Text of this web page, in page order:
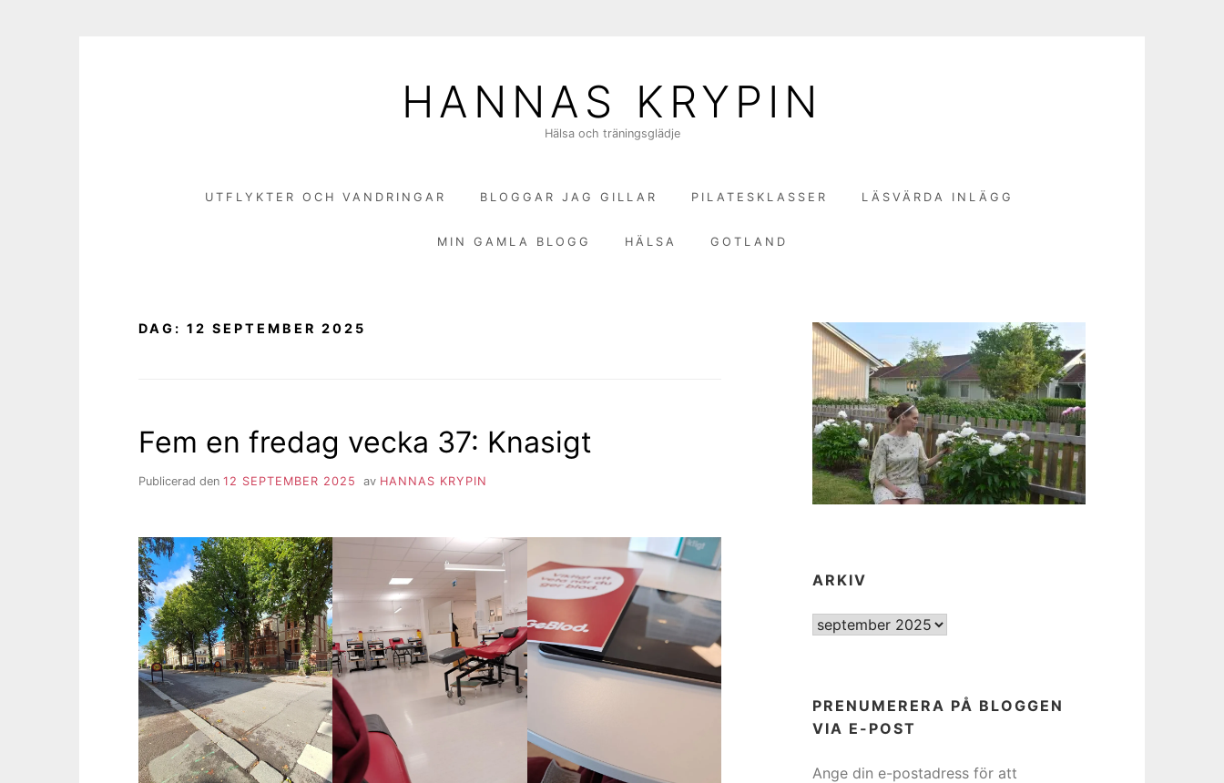
HANNAS KRYPIN
Hälsa och träningsglädje
UTFLYKTER OCH VANDRINGAR BLOGGAR JAG GILLAR PILATESKLASSER LÄSVÄRDA INLÄGG
MIN GAMLA BLOGG HÄLSA GOTLAND
DAG: 12 SEPTEMBER 2025
Fem en fredag vecka 37: Knasigt
Publicerad den 12 SEPTEMBER 2025 av HANNAS KRYPIN
ARKIV
ARKIV
PRENUMERERA PÅ BLOGGEN
VIA E-POST
Ange din e-postadress för att